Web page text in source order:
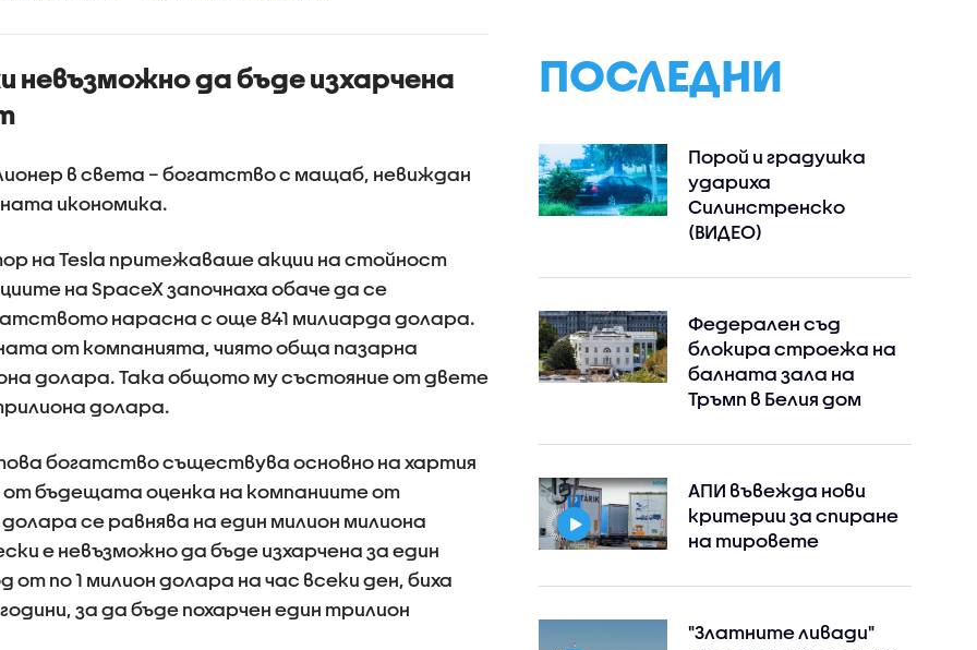
невъзможно да бъде изхарчена
в света – богатство с мащаб, невиждан
икономика.
на Tesla притежаваше акции на стойност
на SpaceX започнаха обаче да се
нарасна с още 841 милиарда долара.
от компанията, чиято обща пазарна
долара. Така общото му състояние от двете
долара.
богатство съществува основно на хартия
от бъдещата оценка на компаниите от
се равнява на един милион милиона
е невъзможно да бъде изхарчена за един
по 1 милион долара на час всеки ден, биха
за да бъде похарчен един трилион
ПОСЛЕДНИ
Порой и градушка
удариха
Силинстренско
(ВИДЕО)
Федерален съд
блокира строежа на
балната зала на
Тръмп в Белия дом
АПИ въвежда нови
критерии за спиране
на тировете
"Златните ливади"